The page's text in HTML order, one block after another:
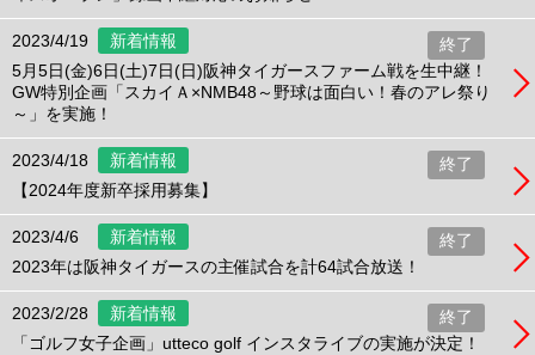
2023/4/19 新着情報
終了
5月5日(金)6日(土)7日(日)阪神タイガースファーム戦を生中継！
GW特別企画「スカイＡ×NMB48～野球は面白い！春のアレ祭り
～」を実施！
2023/4/18 新着情報
終了
【2024年度新卒採用募集】
2023/4/6 新着情報
終了
2023年は阪神タイガースの主催試合を計64試合放送！
2023/2/28 新着情報
終了
「ゴルフ女子企画」utteco golf インスタライブの実施が決定！